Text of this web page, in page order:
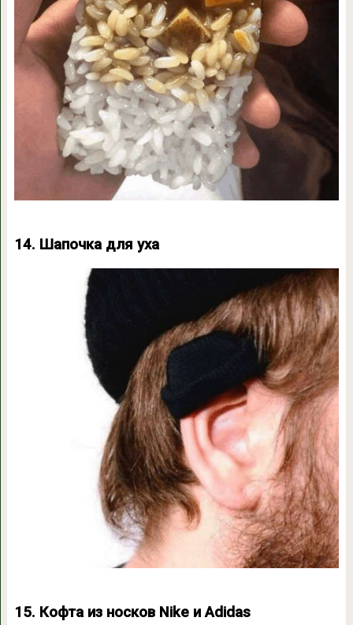
14. Шапочка для уха
15. Кофта из носков Nike и Adidas